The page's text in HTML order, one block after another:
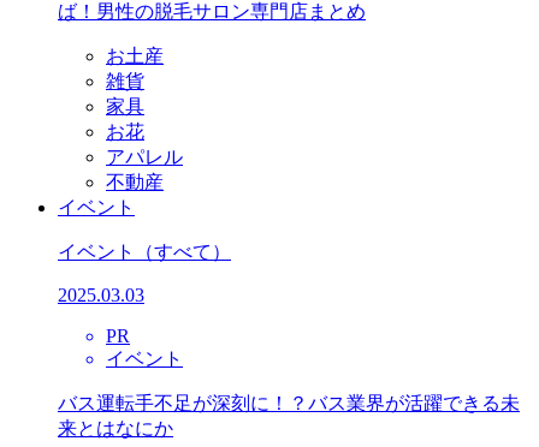
ば！男性の脱毛サロン専門店まとめ
お土産
雑貨
家具
お花
アパレル
不動産
イベント
イベント （すべて）
2025.03.03
PR
イベント
バス運転手不足が深刻に！？バス業界が活躍できる未
来とはなにか